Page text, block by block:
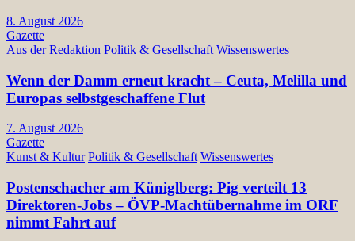
8. August 2026
Gazette
Aus der Redaktion Politik & Gesellschaft Wissenswertes
Wenn der Damm erneut kracht – Ceuta, Melilla und
Europas selbstgeschaffene Flut
7. August 2026
Gazette
Kunst & Kultur Politik & Gesellschaft Wissenswertes
Postenschacher am Küniglberg: Pig verteilt 13
Direktoren-Jobs – ÖVP-Machtübernahme im ORF
nimmt Fahrt auf